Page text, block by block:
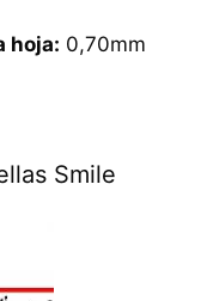
hoja: 0,70mm
Smile